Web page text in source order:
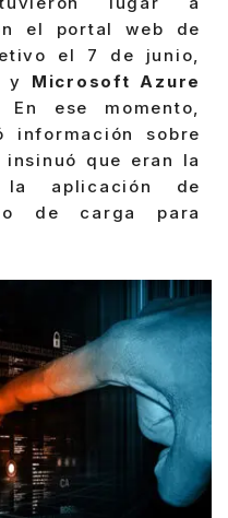
el portal web de
el 7 de junio,
y Microsoft Azure
ese momento,
información sobre
insinuó que eran la
la aplicación de
de carga para